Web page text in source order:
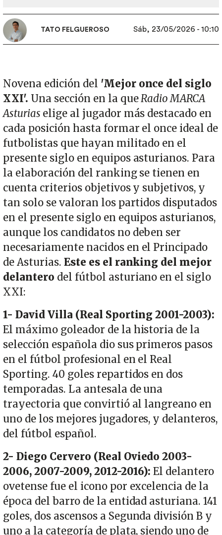
TATO FELGUEROSO Sáb, 23/05/2026 - 10:10
Novena edición del 'Mejor once del siglo
XXI'. Una sección en la queRadio MARCA
Asturias elige al jugador más destacado en
cada posición hasta formar el once ideal de
futbolistas que hayan militado en el
presente siglo en equipos asturianos. Para
la elaboración del ranking se tienen en
cuenta criterios objetivos y subjetivos, y
tan solo se valoran los partidos disputados
en el presente siglo en equipos asturianos,
aunque los candidatos no deben ser
necesariamente nacidos en el Principado
de Asturias. Este es el ranking del mejor
delantero del fútbol asturiano en el siglo
XXI:
1- David Villa (Real Sporting 2001-2003):
El máximo goleador de la historia de la
selección española dio sus primeros pasos
en el fútbol profesional en el Real
Sporting. 40 goles repartidos en dos
temporadas. La antesala de una
trayectoria que convirtió al langreano en
uno de los mejores jugadores, y delanteros,
del fútbol español.
2- Diego Cervero (Real Oviedo 2003-
2006, 2007-2009, 2012-2016): El delantero
ovetense fue el icono por excelencia de la
época del barro de la entidad asturiana. 141
goles, dos ascensos a Segunda división B y
uno a la categoría de plata, siendo uno de